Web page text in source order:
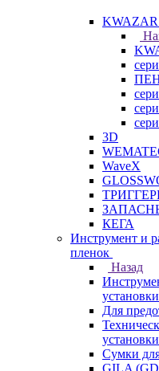
KWAZAR
3D
WaveX
КЕГА
Инструмент и
пленок
Назад
Для
Сумки
GILA